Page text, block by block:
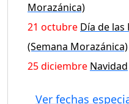
Morazánica)
21 octubre Día de las
(Semana Morazánica)
25 diciembre Navidad
Ver fechas